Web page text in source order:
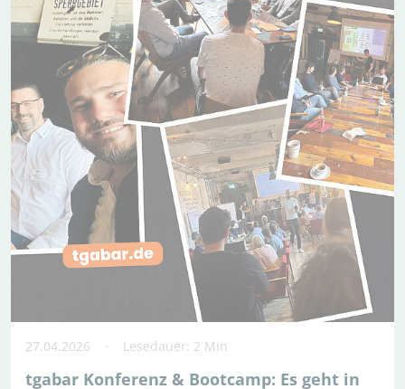
27.04.2026 Lesedauer: 2 Min
tgabar Konferenz & Bootcamp: Es geht in